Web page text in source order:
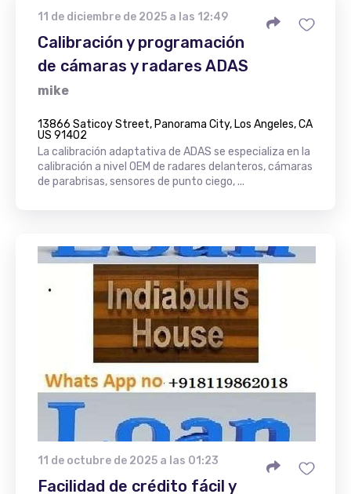
11 de diciembre de 2025 a las 12:49
Calibración y programación
de cámaras y radares ADAS
mike
13866 Saticoy Street, Panorama City, Los Angeles, CA
US 91402
La calibración adaptativa de ADAS se especializa en la
calibración a nivel OEM de radares delanteros, cámaras
de parabrisas, sensores de punto ciego, ...
11 de octubre de 2025 a las 01:23
Facilidad de crédito fácil y